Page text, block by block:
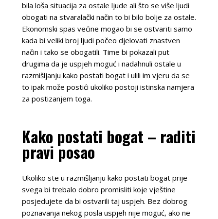
bila loša situacija za ostale ljude ali što se više ljudi
obogati na stvaralački način to bi bilo bolje za ostale.
Ekonomski spas većine mogao bi se ostvariti samo
kada bi veliki broj ljudi počeo djelovati znastven
način i tako se obogatili. Time bi pokazali put
drugima da je uspjeh moguć i nadahnuli ostale u
razmišljanju kako postati bogat i ulili im vjeru da se
to ipak može postići ukoliko postoji istinska namjera
za postizanjem toga.
Kako postati bogat – raditi
pravi posao
Ukoliko ste u razmišljanju kako postati bogat prije
svega bi trebalo dobro promisliti koje vještine
posjedujete da bi ostvarili taj uspjeh. Bez dobrog
poznavanja nekog posla uspjeh nije moguć, ako ne